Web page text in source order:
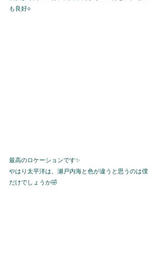
も良好○
最高のロケーションです✨
やはり太平洋は、瀬戸内海と色が違うと思うのは僕
だけでしょうか🤣